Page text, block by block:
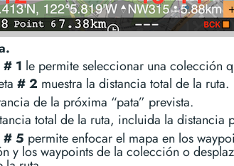
# 1 le permite seleccionar una colección
# 2 muestra la distancia total de la ruta.
de la próxima “pata” prevista.
total de la ruta, incluida la distancia
# 5 permite enfocar el mapa en los
y los waypoints de la colección o